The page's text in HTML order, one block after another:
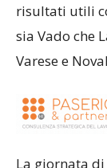
risultati utili
sia Vado che
Varese e